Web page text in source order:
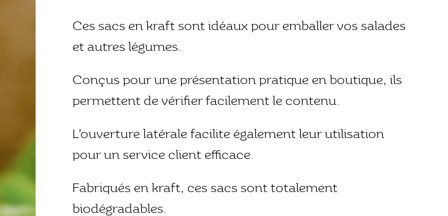
Ces sacs en kraft sont idéaux pour emballer vos salades
et autres légumes.
Conçus pour une présentation pratique en boutique, ils
permettent de vérifier facilement le contenu.
L’ouverture latérale facilite également leur utilisation
pour un service client efficace.
Fabriqués en kraft, ces sacs sont totalement
biodégradables.